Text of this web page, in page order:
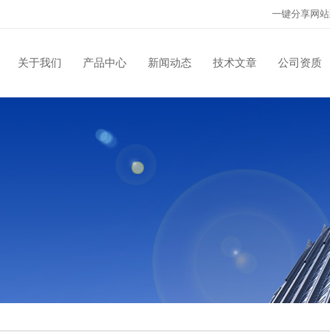
一键分享网站
关于我们 产品中心 新闻动态 技术文章 公司资质